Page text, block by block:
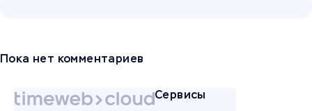
Пока нет комментариев
Сервисы